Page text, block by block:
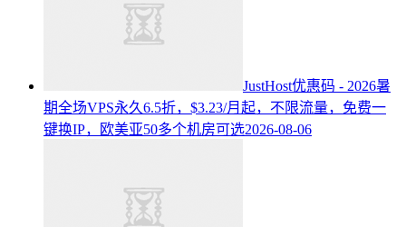
JustHost优惠码 - 2026暑
期全场VPS永久6.5折，$3.23/月起，不限流量，免费一
键换IP，欧美亚50多个机房可选2026-08-06